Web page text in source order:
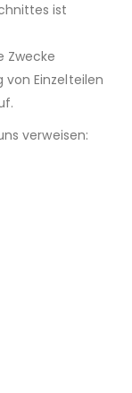
ist
Zwecke
Einzelteilen
verweisen: